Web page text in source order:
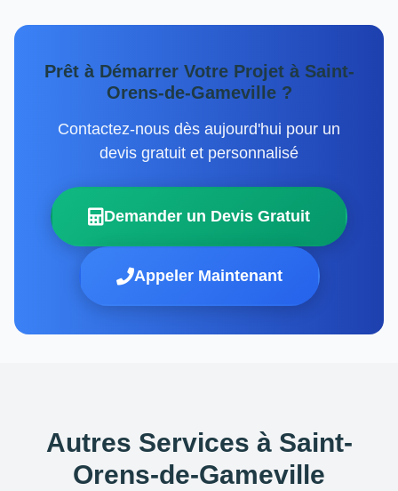
Prêt à Démarrer Votre Projet à Saint-
Orens-de-Gameville ?
Contactez-nous dès aujourd'hui pour un
devis gratuit et personnalisé
Demander un Devis Gratuit
Appeler Maintenant
Autres Services à Saint-
Orens-de-Gameville